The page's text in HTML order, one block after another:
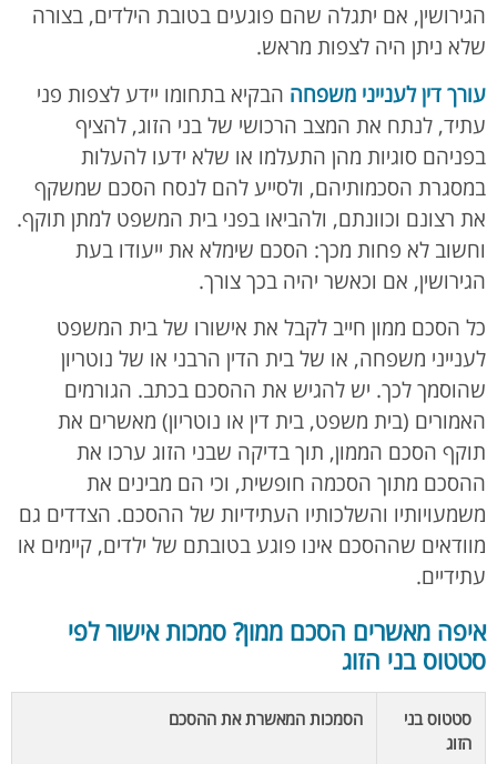
הגירושין, אם יתגלה שהם פוגעים בטובת הילדים, בצורה
שלא ניתן היה לצפות מראש.
עורך דין לענייני משפחה הבקיא בתחומו יידע לצפות פני
עתיד, לנתח את המצב הרכושי של בני הזוג, להציף
בפניהם סוגיות מהן התעלמו או שלא ידעו להעלות
במסגרת הסכמותיהם, ולסייע להם לנסח הסכם שמשקף
את רצונם וכוונתם, ולהביאו בפני בית המשפט למתן תוקף.
וחשוב לא פחות מכך: הסכם שימלא את ייעודו בעת
הגירושין, אם וכאשר יהיה בכך צורך.
כל הסכם ממון חייב לקבל את אישורו של בית המשפט
לענייני משפחה, או של בית הדין הרבני או של נוטריון
שהוסמך לכך. יש להגיש את ההסכם בכתב. הגורמים
האמורים (בית משפט, בית דין או נוטריון) מאשרים את
תוקף הסכם הממון, תוך בדיקה שבני הזוג ערכו את
ההסכם מתוך הסכמה חופשית, וכי הם מבינים את
משמעויותיו והשלכותיו העתידיות של ההסכם. הצדדים גם
מוודאים שההסכם אינו פוגע בטובתם של ילדים, קיימים או
עתידיים.
איפה מאשרים הסכם ממון? סמכות אישור לפי
סטטוס בני הזוג
סטטוס בני
הזוג
הסמכות המאשרת את ההסכם